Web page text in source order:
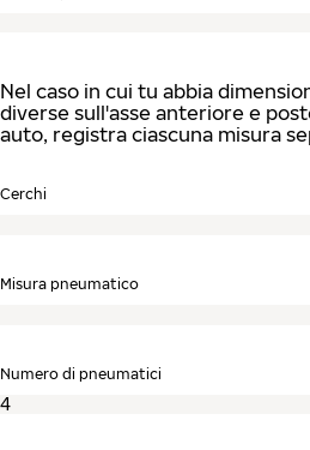
Nel caso in cui tu abbia
diverse sull'asse anteriore e
auto, registra ciascuna misura
Cerchi
Misura pneumatico
Numero di pneumatici